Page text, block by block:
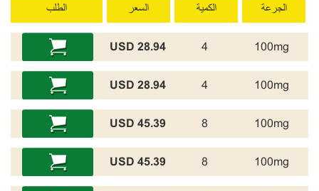
الجرعة الكمية السعر الطلب
100mg
4
28.94 USD
100mg
4
28.94 USD
100mg
8
45.39 USD
100mg
8
45.39 USD